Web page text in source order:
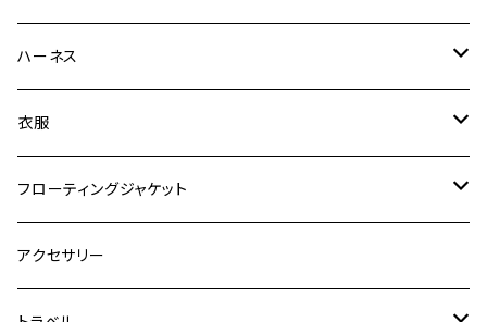
ゼロショック
ロードランナー
ヴァリオ
デニム＆コーデュロイ
エッセンシャル
ネオカラー
ダブルロックカラー
デニム＆コーデュロイ
ハーネス
エッセンシャル
ハーネス
クイックハーネス
衣服
ラッシュガード
フローティングジャケット
DFDブースト
アクセサリー